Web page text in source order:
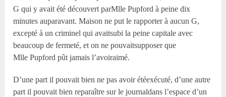
G qui y avait été découvert parMlle Pupford à peine dix
minutes auparavant. Maison ne put le rapporter à aucun G,
excepté à un criminel qui avaitsubi la peine capitale avec
beaucoup de fermeté, et on ne pouvaitsupposer que
Mlle Pupford pût jamais l’avoiraimé.
D’une part il pouvait bien ne pas avoir étéexécuté, d’une autre
part il pouvait bien reparaître sur le journaldans l’espace d’un